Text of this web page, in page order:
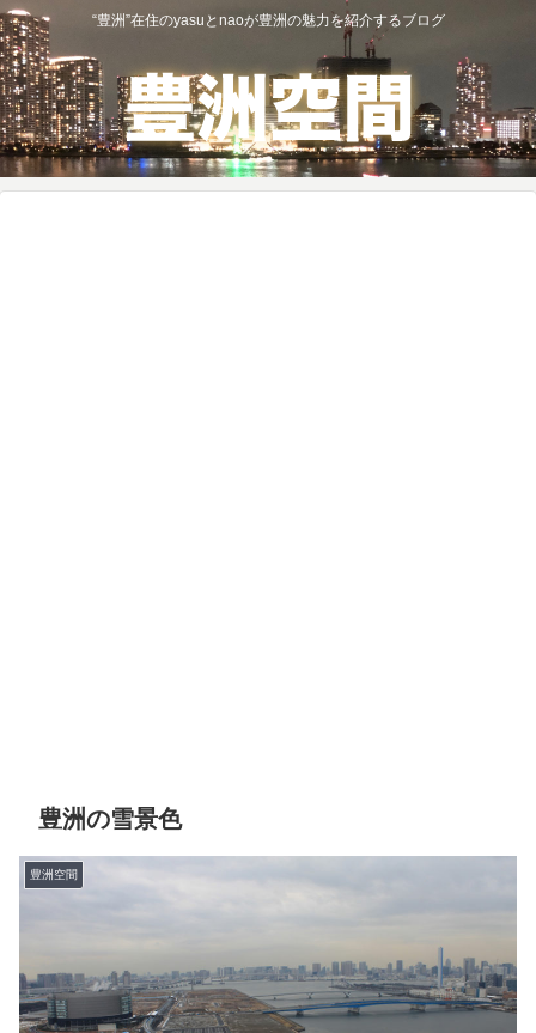
“豊洲”在住のyasuとnaoが豊洲の魅力を紹介するブログ
豊洲の雪景色
豊洲空間